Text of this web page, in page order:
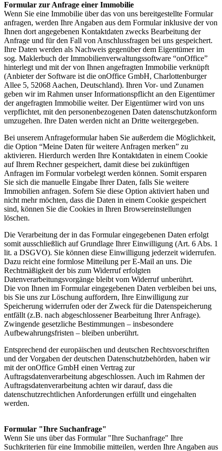
Formular zur Anfrage einer Immobilie
Wenn Sie eine Immobilie über das von uns bereitgestellte Formular
anfragen, werden Ihre Angaben aus dem Formular inklusive der von
Ihnen dort angegebenen Kontaktdaten zwecks Bearbeitung der
Anfrage und für den Fall von Anschlussfragen bei uns gespeichert.
Ihre Daten werden als Nachweis gegenüber dem Eigentümer im
sog. Maklerbuch der Immobilienverwaltungssoftware “onOffice”
hinterlegt und mit der von Ihnen angefragten Immobilie verknüpft
(Anbieter der Software ist die onOffice GmbH, Charlottenburger
Allee 5, 52068 Aachen, Deutschland). Ihren Vor- und Zunamen
geben wir im Rahmen unser Informationspflicht an den Eigentümer
der angefragten Immobilie weiter. Der Eigentümer wird von uns
verpflichtet, mit den personenbezogenen Daten datenschutzkonform
umzugehen. Ihre Daten werden nicht an Dritte weitergegeben.
Bei unserem Anfrageformular haben Sie außerdem die Möglichkeit,
die Option “Meine Daten für weitere Anfragen merken” zu
aktivieren. Hierdurch werden Ihre Kontaktdaten in einem Cookie
auf Ihrem Rechner gespeichert, damit diese bei zukünftigen
Anfragen im Formular vorbelegt werden können. Somit ersparen
Sie sich die manuelle Eingabe Ihrer Daten, falls Sie weitere
Immobilien anfragen. Sofern Sie diese Option aktiviert haben und
nicht mehr möchten, dass die Daten in einem Cookie gespeichert
sind, können Sie die Cookies in Ihren Browsereinstellungen
löschen.
Die Verarbeitung der in das Formular eingegebenen Daten erfolgt
somit ausschließlich auf Grundlage Ihrer Einwilligung (Art. 6 Abs. 1
lit. a DSGVO). Sie können diese Einwilligung jederzeit widerrufen.
Dazu reicht eine formlose Mitteilung per E-Mail an uns. Die
Rechtmäßigkeit der bis zum Widerruf erfolgten
Datenverarbeitungsvorgänge bleibt vom Widerruf unberührt.
Die von Ihnen im Formular eingegebenen Daten verbleiben bei uns,
bis Sie uns zur Löschung auffordern, Ihre Einwilligung zur
Speicherung widerrufen oder der Zweck für die Datenspeicherung
entfällt (z.B. nach abgeschlossener Bearbeitung Ihrer Anfrage).
Zwingende gesetzliche Bestimmungen – insbesondere
Aufbewahrungsfristen – bleiben unberührt.
Entsprechend der europäischen und deutschen Rechtsvorschriften
und der Vorgaben der deutschen Datenschutzbehörden, haben wir
mit der onOffice GmbH einen Vertrag zur
Auftragsdatenverarbeitung abgeschlossen. Auch im Rahmen der
Auftragsdatenverarbeitung achten wir darauf, dass die
datenschutzrechtlichen Anforderungen erfüllt und eingehalten
werden.
Formular "Ihre Suchanfrage"
Wenn Sie uns über das Formular "Ihre Suchanfrage" Ihre
Suchkriterien für eine Immobilie mitteilen, werden Ihre Angaben aus